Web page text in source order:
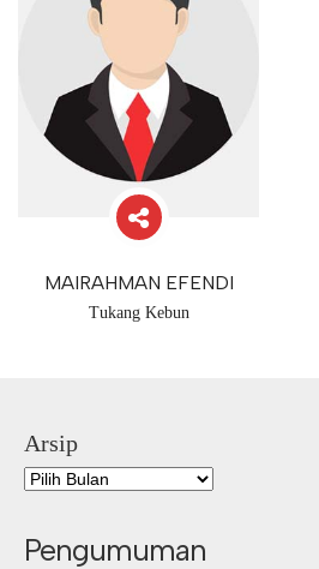
MAIRAHMAN EFENDI
Tukang Kebun
Arsip
Pengumuman